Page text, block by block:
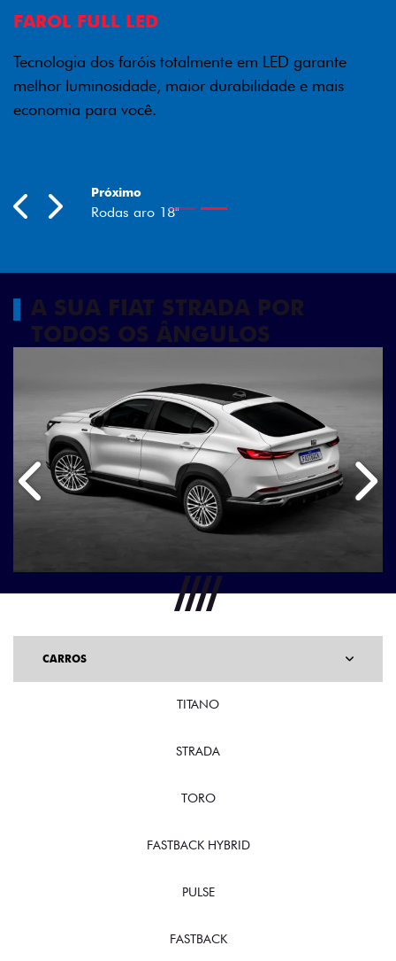
FAROL FULL LED
Tecnologia dos faróis totalmente em LED garante
melhor luminosidade, maior durabilidade e mais
economia para você.
PreviousNext
Próximo
Rodas aro 18"
A SUA FIAT STRADA POR
TODOS OS ÂNGULOS
Anterior
CARROS
TITANO
STRADA
TORO
FASTBACK HYBRID
PULSE
FASTBACK